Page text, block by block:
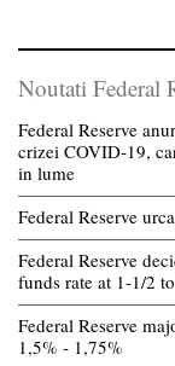
Noutati Federal
Federal Reserve
crizei COVID-19,
in lume
Federal Reserve
Federal Reserve
funds rate at 1-1/2
Federal Reserve
1,5% - 1,75%